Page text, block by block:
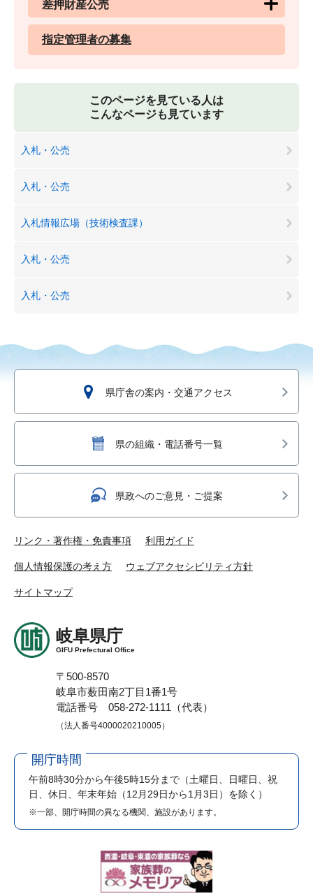
差押財産公売
指定管理者の募集
このページを見ている人は
こんなページも見ています
入札・公売
入札・公売
入札情報広場（技術検査課）
入札・公売
入札・公売
県庁舎の案内・交通アクセス
県の組織・電話番号一覧
県政へのご意見・ご提案
リンク・著作権・免責事項 利用ガイド
個人情報保護の考え方 ウェブアクセシビリティ方針
サイトマップ
岐阜県庁
GIFU Prefectural Office
〒500-8570
岐阜市薮田南2丁目1番1号
電話番号 058-272-1111（代表）
（法人番号4000020210005）
開庁時間
午前8時30分から午後5時15分まで （土曜日、日曜日、祝
日、休日、年末年始（12月29日から1月3日）を除く）
※一部、開庁時間の異なる機関、施設があります。